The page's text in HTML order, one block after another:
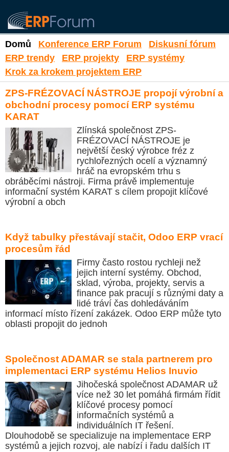
Domů Konference ERP Forum
Diskusní fórum
ERP trendy
ERP projekty
ERP systémy
Krok za krokem projektem ERP
ZPS-FRÉZOVACÍ NÁSTROJE propojí výrobní a
obchodní procesy pomocí ERP systému
KARAT
Zlínská společnost ZPS-
FRÉZOVACÍ NÁSTROJE je
největší český výrobce fréz z
rychlořezných ocelí a významný
hráč na evropském trhu s
obráběcími nástroji. Firma právě implementuje
informační systém KARAT s cílem propojit klíčové
výrobní a obch
Když tabulky přestávají stačit, Odoo ERP vrací
procesům řád
Firmy často rostou rychleji než
jejich interní systémy. Obchod,
sklad, výroba, projekty, servis a
finance pak pracují s různými daty a
lidé tráví čas dohledáváním
informací místo řízení zakázek. Odoo ERP může tyto
oblasti propojit do jednoh
Společnost ADAMAR se stala partnerem pro
implementaci ERP systému Helios Inuvio
Jihočeská společnost ADAMAR už
více než 30 let pomáhá firmám řídit
klíčové procesy pomocí
informačních systémů a
individuálních IT řešení.
Dlouhodobě se specializuje na implementace ERP
systémů a jejich rozvoj, ale nabízí i řadu dalších IT